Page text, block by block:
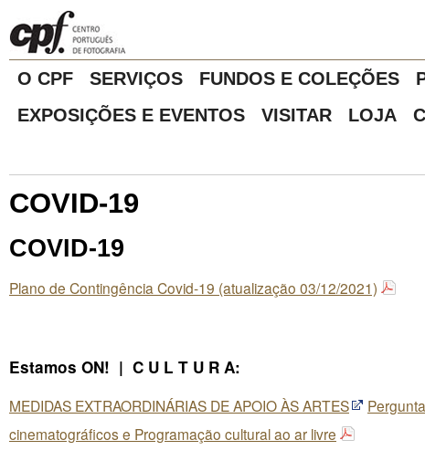
O CPF SERVIÇOS FUNDOS E COLEÇÕES
EXPOSIÇÕES E EVENTOS
VISITAR LOJA
COVID-19
COVID-19
Plano de Contingência Covid-19 (atualização 03/12/2021)
Estamos ON! | C U L T U R A:
MEDIDAS EXTRAORDINÁRIAS DE APOIO ÀS ARTES
cinematográficos e Programação cultural ao ar livre